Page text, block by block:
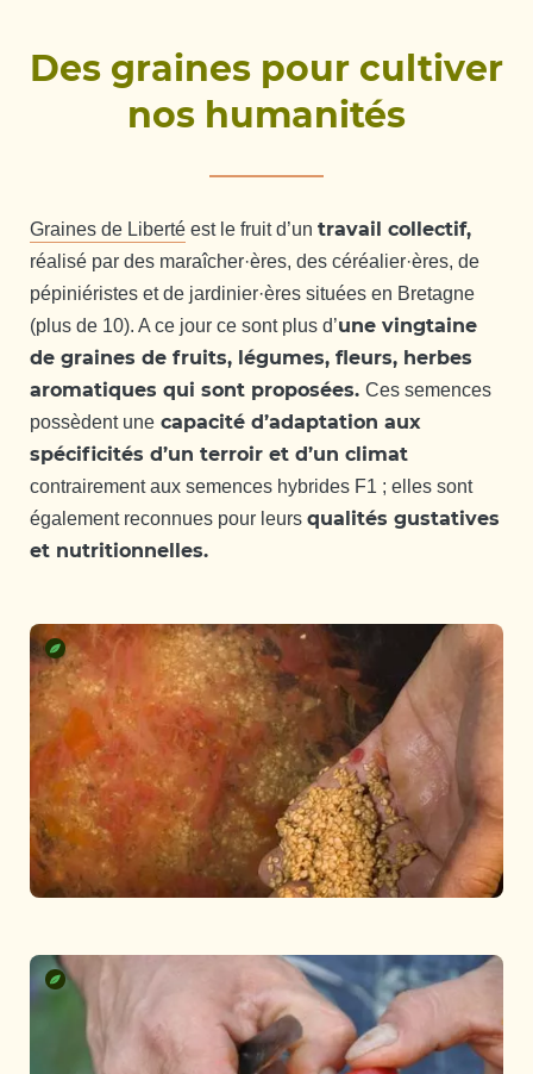
Des graines pour cultiver
nos humanités
Graines de Liberté est le fruit d’un travail collectif,
réalisé par des maraîcher·ères, des céréalier·ères, de
pépiniéristes et de jardinier·ères situées en Bretagne
(plus de 10). A ce jour ce sont plus d’une vingtaine
de graines de fruits, légumes, fleurs, herbes
aromatiques qui sont proposées. Ces semences
possèdent une capacité d’adaptation aux
spécificités d’un terroir et d’un climat
contrairement aux semences hybrides F1 ; elles sont
également reconnues pour leurs qualités gustatives
et nutritionnelles.